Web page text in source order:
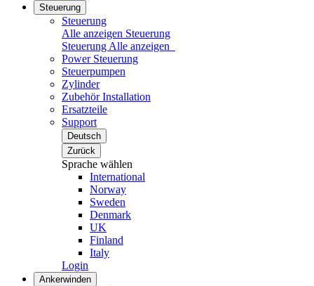
Steuerung
Steuerung
Alle anzeigen Steuerung
Steuerung Alle anzeigen
Power Steuerung
Steuerpumpen
Zylinder
Zubehör Installation
Ersatzteile
Support
Deutsch
Zurück
Sprache wählen
International
Norway
Sweden
Denmark
UK
Finland
Italy
Login
Ankerwinden